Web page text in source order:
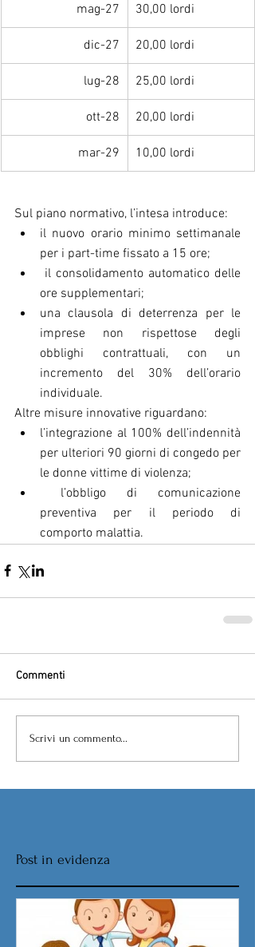
mag-27 30,00 lordi
dic-27 20,00 lordi
lug-28 25,00 lordi
ott-28 20,00 lordi
mar-29 10,00 lordi
Sul piano normativo, l’intesa introduce:
il nuovo orario minimo settimanale
per i part-time fissato a 15 ore;
il consolidamento automatico delle
ore supplementari;
una clausola di deterrenza per le
imprese non rispettose degli
obblighi contrattuali, con un
incremento del 30% dell’orario
individuale.
Altre misure innovative riguardano:
l’integrazione al 100% dell’indennità
per ulteriori 90 giorni di congedo per
le donne vittime di violenza;
l’obbligo di comunicazione
preventiva per il periodo di
comporto malattia.
Commenti
Scrivi un commento...
Post in evidenza